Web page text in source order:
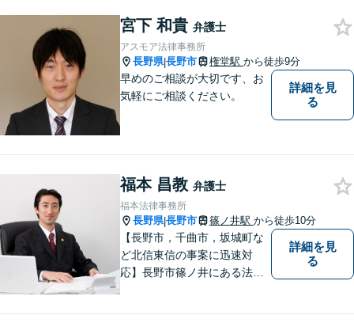
であることを心がけ、誠実
に、そして丁寧に対応してい
きます。
宮下 和貴 弁護士
アスモア法律事務所
長野県|長野市 権堂駅 から徒歩9分
早めのご相談が大切です、お
気軽にご相談ください。
詳細を見
る
福本 昌教 弁護士
福本法律事務所
長野県|長野市 篠ノ井駅 から徒歩10分
【長野市，千曲市，坂城町な
ど北信東信の事案に迅速対
応】長野市篠ノ井にある法律
詳細を見
る